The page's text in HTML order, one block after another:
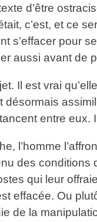
d’être
c’est, et ce
s’effacer pour
aussi avant de
Il est vrai
désormais
entre
l’homme
des
qui leur
effacée. Ou
de la